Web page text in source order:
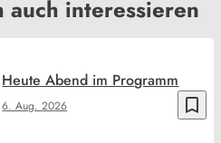
auch interessieren
bookmark_border
6. Aug. 2026
Heute Abend im Programm